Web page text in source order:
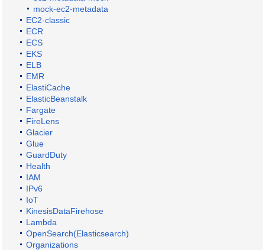
mock-ec2-metadata
EC2-classic
ECR
ECS
EKS
ELB
EMR
ElastiCache
ElasticBeanstalk
Fargate
FireLens
Glacier
Glue
GuardDuty
Health
IAM
IPv6
IoT
KinesisDataFirehose
Lambda
OpenSearch(Elasticsearch)
Organizations